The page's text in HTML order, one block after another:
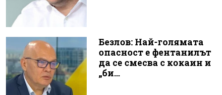
Безлов: Най-голямата
опасност е фентанилът
да се смесва с кокаин и
„би...